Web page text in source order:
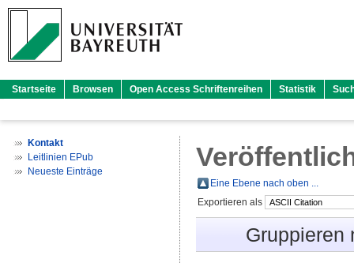
Startseite Browsen Open Access Schriftenreihen Statistik
Kontakt
Leitlinien EPub
Neueste Einträge
Eine Ebene nach oben ...
Exportieren als
Gruppieren